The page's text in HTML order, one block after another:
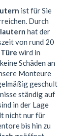
ist für Sie
Durch
hat der
von rund 20
wird in
Schäden an
Monteure
geschult
ständig auf
in der Lage
nicht nur für
bis hin zu